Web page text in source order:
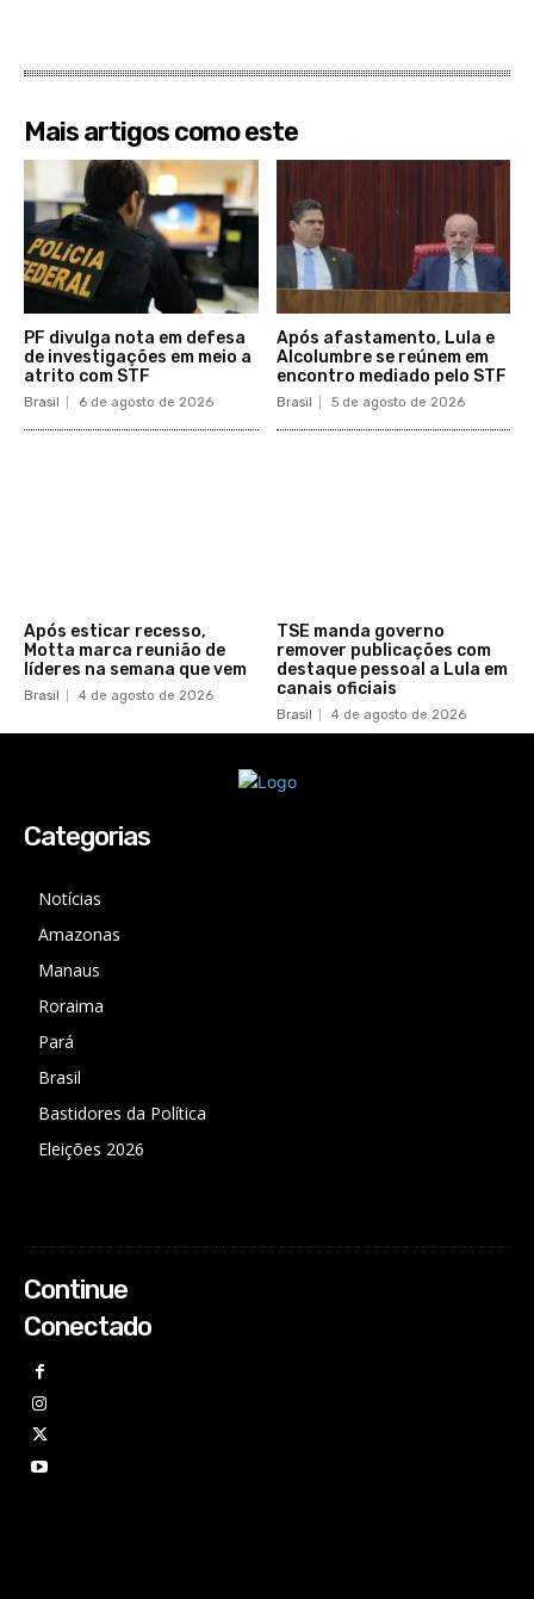
Mais artigos como este
PF divulga nota em defesa
de investigações em meio a
atrito com STF
Brasil 6 de agosto de 2026
Após afastamento, Lula e
Alcolumbre se reúnem em
encontro mediado pelo STF
Brasil 5 de agosto de 2026
Após esticar recesso,
Motta marca reunião de
líderes na semana que vem
Brasil 4 de agosto de 2026
TSE manda governo
remover publicações com
destaque pessoal a Lula em
canais oficiais
Brasil 4 de agosto de 2026
Categorias
Notícias
Amazonas
Manaus
Roraima
Pará
Brasil
Bastidores da Política
Eleições 2026
Continue
Conectado